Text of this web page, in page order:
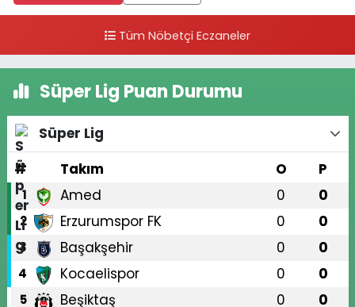
Tüm Nöbetçi Eczaneler
Süper Lig Puan Durumu
Süper Lig
#
Takım O P
1 Amed 0 0
2 Erzurumspor FK 0 0
3 Başakşehir 0 0
4 Kocaelispor 0 0
5 Beşiktaş 0 0